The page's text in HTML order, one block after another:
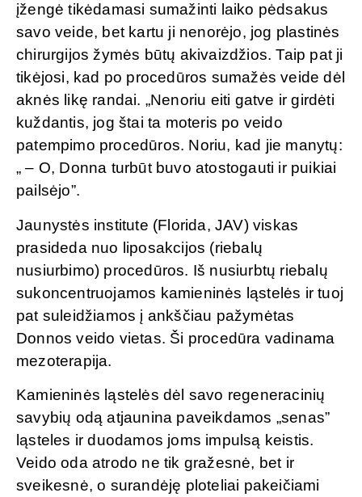
įžengė tikėdamasi sumažinti laiko pėdsakus
savo veide, bet kartu ji nenorėjo, jog plastinės
chirurgijos žymės būtų akivaizdžios. Taip pat ji
tikėjosi, kad po procedūros sumažės veide dėl
aknės likę randai. „Nenoriu eiti gatve ir girdėti
kuždantis, jog štai ta moteris po veido
patempimo procedūros. Noriu, kad jie manytų:
„ – O, Donna turbūt buvo atostogauti ir puikiai
pailsėjo”.
Jaunystės institute (Florida, JAV) viskas
prasideda nuo liposakcijos (riebalų
nusiurbimo) procedūros. Iš nusiurbtų riebalų
sukoncentruojamos kamieninės ląstelės ir tuoj
pat suleidžiamos į ankščiau pažymėtas
Donnos veido vietas. Ši procedūra vadinama
mezoterapija.
Kamieninės ląstelės dėl savo regeneracinių
savybių odą atjaunina paveikdamos „senas”
ląsteles ir duodamos joms impulsą keistis.
Veido oda atrodo ne tik gražesnė, bet ir
sveikesnė, o surandėję ploteliai pakeičiami